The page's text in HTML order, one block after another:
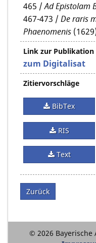
465 /Ad Epistolam
467-473 / De raris
Phaenomenis
Link zur Publikation
zum Digitalisat
Zitiervorschläge
BibTex
RIS
Text
Zurück
© 2026 Bayerische